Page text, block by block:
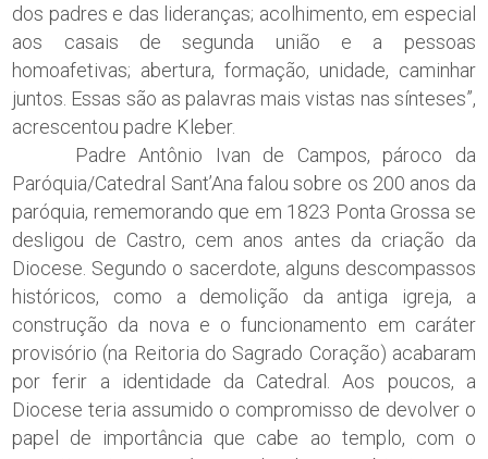
dos padres e das lideranças; acolhimento, em especial
aos casais de segunda união e a pessoas
homoafetivas; abertura, formação, unidade, caminhar
juntos. Essas são as palavras mais vistas nas sínteses”,
acrescentou padre Kleber.
Padre Antônio Ivan de Campos, pároco da
Paróquia/Catedral Sant’Ana falou sobre os 200 anos da
paróquia, rememorando que em 1823 Ponta Grossa se
desligou de Castro, cem anos antes da criação da
Diocese. Segundo o sacerdote, alguns descompassos
históricos, como a demolição da antiga igreja, a
construção da nova e o funcionamento em caráter
provisório (na Reitoria do Sagrado Coração) acabaram
por ferir a identidade da Catedral. Aos poucos, a
Diocese teria assumido o compromisso de devolver o
papel de importância que cabe ao templo, com o